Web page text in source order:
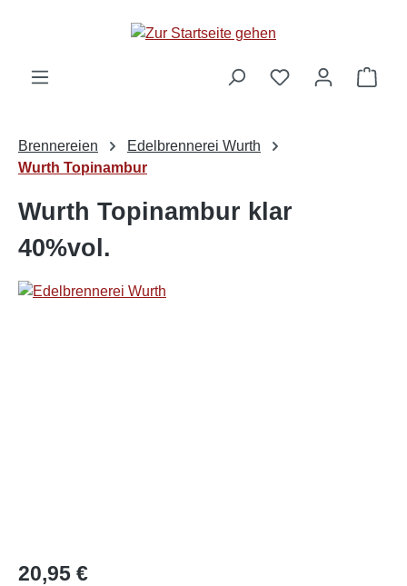
Brennereien
Edelbrennerei Wurth
Wurth Topinambur
Wurth Topinambur klar
40%vol.
20,95 €